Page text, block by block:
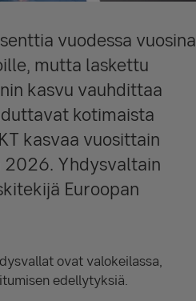
vuodessa vuosina
mutta laskettu
kasvu vauhdittaa
kotimaista
kasvaa vuosittain
2026. Yhdysvaltain
Euroopan
ovat valokeilassa,
edellytyksiä.